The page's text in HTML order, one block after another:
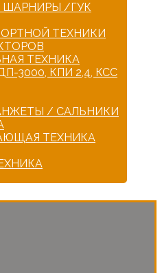
/ГУК
ТЕХНИКИ
ТЕХНИКА
3000, КПИ 2,4, КСС
/ САЛЬНИКИ
ТЕХНИКА